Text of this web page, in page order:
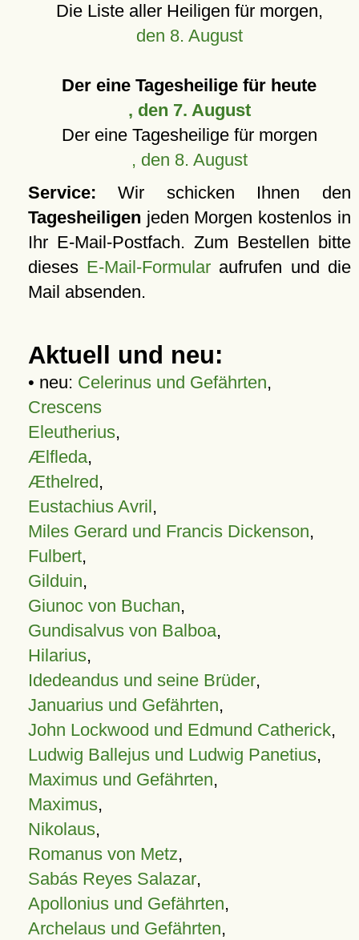
Die Liste aller Heiligen für morgen,
den 8. August
Der eine Tagesheilige für heute
, den 7. August
Der eine Tagesheilige für morgen
, den 8. August
Service: Wir schicken Ihnen den
Tagesheiligen jeden Morgen kostenlos in
Ihr E-Mail-Postfach. Zum Bestellen bitte
dieses E-Mail-Formular aufrufen und die
Mail absenden.
Aktuell und neu:
• neu: Celerinus und Gefährten,
Crescens
Eleutherius,
Ælfleda,
Æthelred,
Eustachius Avril,
Miles Gerard und Francis Dickenson,
Fulbert,
Gilduin,
Giunoc von Buchan,
Gundisalvus von Balboa,
Hilarius,
Idedeandus und seine Brüder,
Januarius und Gefährten,
John Lockwood und Edmund Catherick,
Ludwig Ballejus und Ludwig Panetius,
Maximus und Gefährten,
Maximus,
Nikolaus,
Romanus von Metz,
Sabás Reyes Salazar,
Apollonius und Gefährten,
Archelaus und Gefährten,